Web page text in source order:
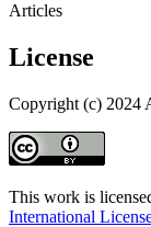
Articles
License
Copyright (c) 2024
This work is
International